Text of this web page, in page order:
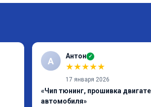
А Антон ✓
★★★★★
17 января 2026
«Чип тюнинг, прошивка
автомобиля»